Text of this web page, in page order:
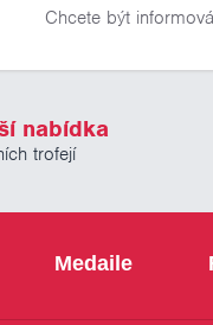
Chcete být
nabídka
trofejí
Medaile